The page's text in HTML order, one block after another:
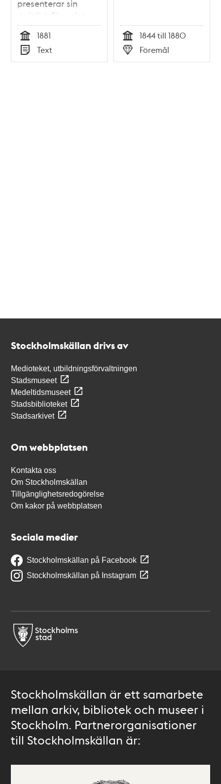
presenterar sin
politik inför valet
1881
Tid
1881
Typ
Text Tid
1844 till 1880
Typ
Föremål
Stockholmskällan drivs av
Medioteket, utbildningsförvaltningen
Stadsmuseet
Medeltidsmuseet
Stadsbiblioteket
Stadsarkivet
Om webbplatsen
Kontakta oss
Om Stockholmskällan
Tillgänglighetsredogörelse
Om kakor på webbplatsen
Sociala medier
Stockholmskällan på Facebook
Stockholmskällan på Instagram
Stockholmskällan är ett samarbete
mellan arkiv, bibliotek och museer i
Stockholm. Partnerorganisationer
till Stockholmskällan är: